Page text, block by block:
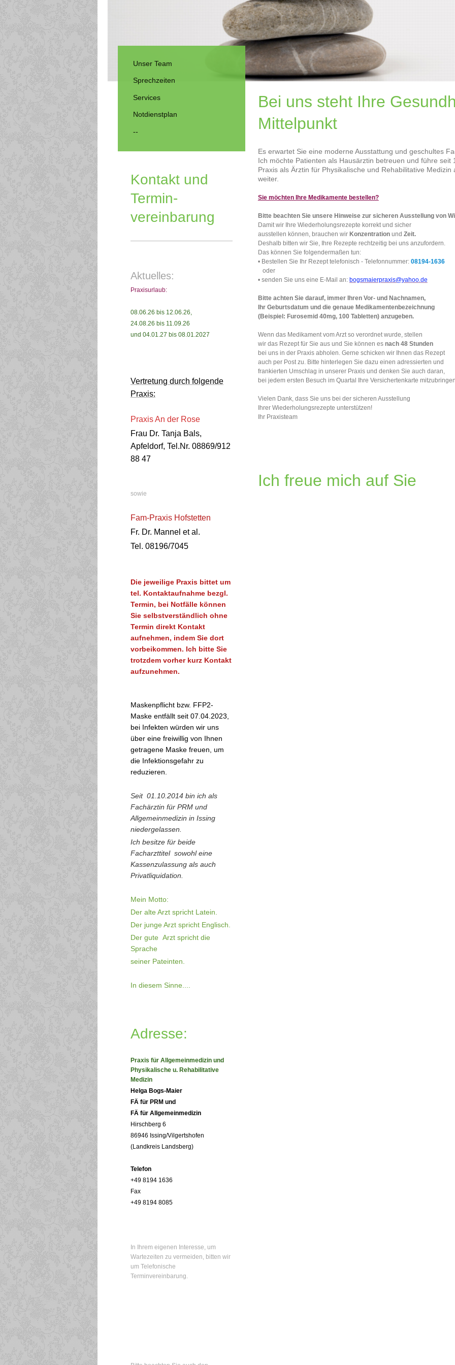
Bei uns steht Ihre
Mittelpunkt
Es erwartet Sie eine moderne Ausstattung und geschultes
Ich möchte Patienten als Hausärztin betreuen und führe seit
Praxis als Ärztin für Physikalische und Rehabilitative
weiter.
Sie möchten Ihre Medikamente bestellen?
Bitte beachten Sie unsere Hinweise zur sicheren Ausstellung von
Damit wir Ihre Wiederholungsrezepte korrekt und sicher
ausstellen können, brauchen wir Konzentrationund Zeit.
Deshalb bitten wir Sie, Ihre Rezepte rechtzeitig bei uns anzufordern.
Das können Sie folgendermaßen tun:
• Bestellen Sie Ihr Rezept telefonisch - Telefonnummer: 08194-1636
oder
• senden Sie uns eine E-Mail an: bogsmaierpraxis@yahoo.de
Bitte achten Sie darauf, immer Ihren Vor- und Nachnamen,
Ihr Geburtsdatum und die genaue Medikamentenbezeichnung
(Beispiel: Furosemid 40mg, 100 Tabletten) anzugeben.
Wenn das Medikament vom Arzt so verordnet wurde, stellen
wir das Rezept für Sie aus und Sie können es nach 48 Stunden
bei uns in der Praxis abholen. Gerne schicken wir Ihnen das Rezept
auch per Post zu. Bitte hinterlegen Sie dazu einen adressierten und
frankierten Umschlag in unserer Praxis und denken Sie auch daran,
bei jedem ersten Besuch im Quartal Ihre Versichertenkarte
Vielen Dank, dass Sie uns bei der sicheren Ausstellung
Ihrer Wiederholungsrezepte unterstützen!
Ihr Praxisteam
Ich freue mich auf Sie
Unser Team
Sprechzeiten
Services
Notdienstplan
--
Kontakt und
Termin-
vereinbarung
Aktuelles:
Praxisurlaub:
08.06.26 bis 12.06.26,
24.08.26 bis 11.09.26
und 04.01.27 bis 08.01.2027
Vertretung durch folgende
Praxis:
Praxis An der Rose
Frau Dr. Tanja Bals,
Apfeldorf, Tel.Nr. 08869/912
88 47
sowie
Fam-Praxis Hofstetten
Fr. Dr. Mannel et al.
Tel. 08196/7045
Die jeweilige Praxis bittet um
tel. Kontaktaufnahme bezgl.
Termin, bei Notfälle können
Sie selbstverständlich ohne
Termin direkt Kontakt
aufnehmen, indem Sie dort
vorbeikommen. Ich bitte Sie
trotzdem vorher kurz Kontakt
aufzunehmen.
Maskenpflicht bzw. FFP2-
Maske entfällt seit 07.04.2023,
bei Infekten würden wir uns
über eine freiwillig von Ihnen
getragene Maske freuen, um
die Infektionsgefahr zu
reduzieren.
Seit 01.10.2014 bin ich als
Fachärztin für PRM und
Allgemeinmedizin in Issing
niedergelassen.
Ich besitze für beide
Facharzttitel sowohl eine
Kassenzulassung als auch
Privatliquidation.
Mein Motto:
Der alte Arzt spricht Latein.
Der junge Arzt spricht Englisch.
Der gute Arzt spricht die
Sprache
seiner Pateinten.
In diesem Sinne....
Adresse:
Praxis für Allgemeinmedizin und
Physikalische u. Rehabilitative
Medizin
Helga Bogs-Maier
FÄ für PRM und
FÄ für Allgemeinmedizin
Hirschberg 6
86946 Issing/Vilgertshofen
(Landkreis Landsberg)
Telefon
+49 8194 1636
Fax
+49 8194 8085
In Ihrem eigenen Interesse, um
Wartezeiten zu vermeiden, bitten wir
um Telefonische
Terminvereinbarung.